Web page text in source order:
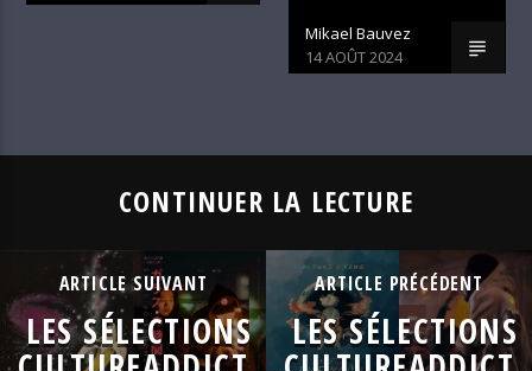
Mikael Bauvez
14 AOÛT 2024
CONTINUER LA LECTURE
ARTICLE SUIVANT
LES SÉLECTIONS
ARTICLE PRÉCÉDENT
LES SÉLECTIONS